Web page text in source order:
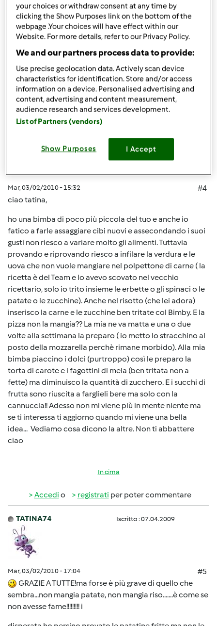
In bocca al lupo!
In cima
Accedio registratiper poter commentare
Anonimo (non verificato)
Mar, 03/02/2010 - 15:32
#4
ciao tatina,
ho una bimba di poco più piccola del tuo e anche io
fatico a farle assaggiare cibi nuovi e assecondando i suoi
gusti non riesco a variare molto gli alimenti. Tuttavia
provando e riprovando riesco a infilare la verdura e le
uova che non vuole mangiare nel polpettone di carne ( la
ricetta è del Team e lo avevo scovato nel vecchio
ricettario, solo io trito insieme le erbette o gli spinaci o le
patate o le zucchine). Anche nel risotto (che lei adora)
inserisco la carne e le zucchine ben tritate col Bimby. E la
pizza non la mangia?? La mia ne va matta e una o due
volte alla settimana la preparo ( io metto lo stracchino al
posto della mozzarella perchè rimane morbido). Alla mia
bimba piaccino i dolci (purtroppo) così le preparo la
torta di carote e i fagottini di mela (ben tritata non a
fette) ma diminuisco la quantità di zucchero. E i succhi di
frutta sono riuscita a farglieli bere ma solo con la
cannuccia!! Adesso non mi viene più in mente niente ma
se ti interessa ti aggiorno quando mi viene una bella
idea... Vediamo cosa dicono la altre. Non ti abbattere
ciao
In cima
Accedi o registrati per poter commentare
TATINA74 Iscritto : 07.04.2009
Mar, 03/02/2010 - 17:04
#5
GRAZIE A TUTTE!ma forse è più grave di quello che
sembra...non mangia patate, non mangia riso.......è come se
non avesse fame!!!!!!!!! i
your choices or withdraw consent at any time by
clicking the Show Purposes link on the bottom of the
webpage .Your choices will have effect within our
Website. For more details, refer to our Privacy Policy.
We and our partners process data to provide:
Use precise geolocation data. Actively scan device
characteristics for identification. Store and/or access
information on a device. Personalised advertising and
content, advertising and content measurement,
audience research and services development.
List of Partners (vendors)
Show Purposes I Accept